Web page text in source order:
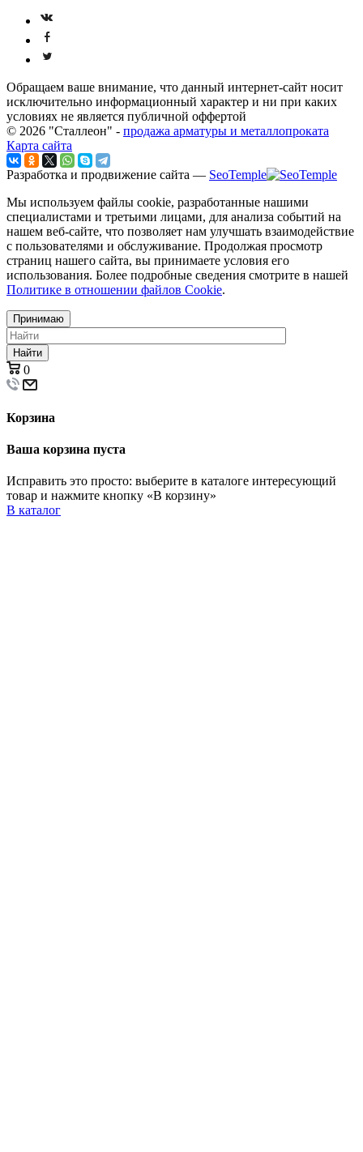
Обращаем ваше внимание, что данный интернет-сайт носит
исключительно информационный характер и ни при каких
условиях не является публичной оффертой
© 2026 "Сталлеон" - продажа арматуры и металлопроката
Карта сайта
Разработка и продвижение сайта — SeoTemple
Мы используем файлы cookie, разработанные нашими
специалистами и третьими лицами, для анализа событий на
нашем веб-сайте, что позволяет нам улучшать взаимодействие
с пользователями и обслуживание. Продолжая просмотр
страниц нашего сайта, вы принимаете условия его
использования. Более подробные сведения смотрите в нашей
Политике в отношении файлов Cookie.
Принимаю
Найти
0
Корзина
Ваша корзина пуста
Исправить это просто: выберите в каталоге интересующий
товар и нажмите кнопку «В корзину»
В каталог